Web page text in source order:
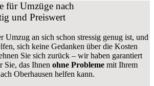
für Umzüge nach
und Preiswert
Umzug an sich schon stressig genug ist, und
sich keine Gedanken über die Kosten
Sie sich zurück – wir haben garantiert
Sie, das Ihnen ohne Probleme mit Ihrem
Oberhausen helfen kann.